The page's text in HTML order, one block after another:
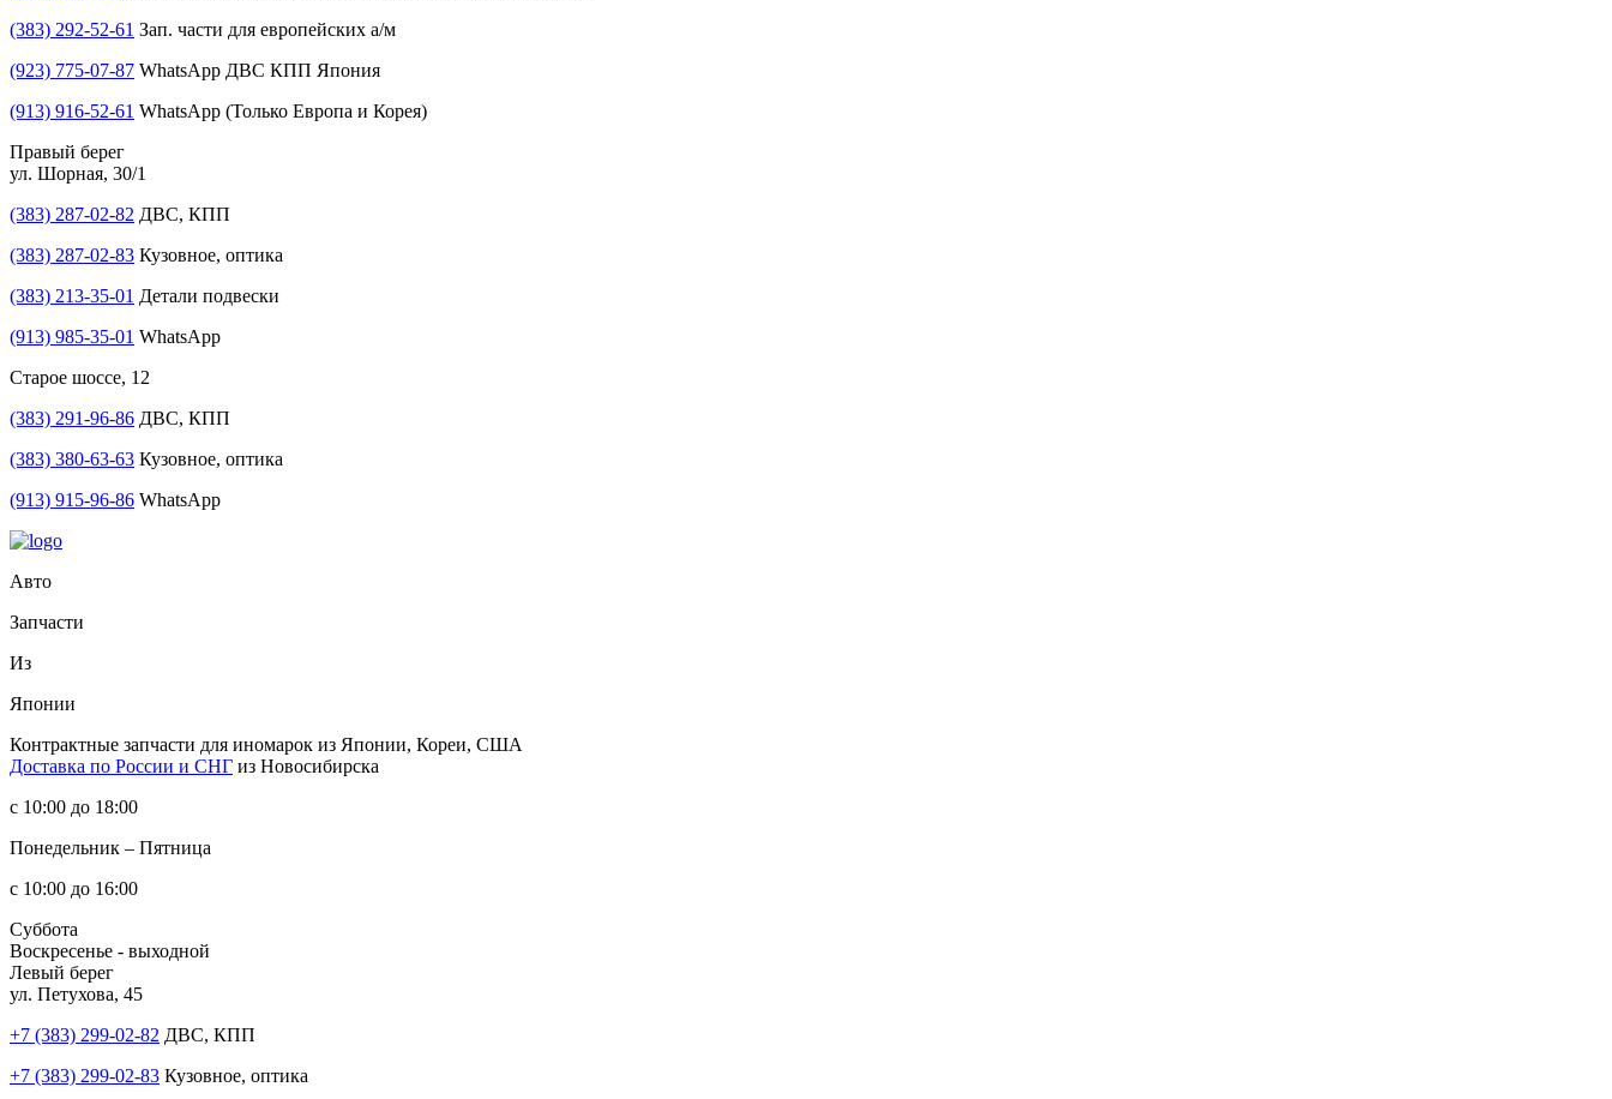
(383) 292-52-61 Зап. части для европейских а/м
(923) 775-07-87 WhatsApp ДВС КПП Япония
(913) 916-52-61 WhatsApp (Только Европа и Корея)
Правый берег
ул. Шорная, 30/1
(383) 287-02-82 ДВС, КПП
(383) 287-02-83 Кузовное, оптика
(383) 213-35-01 Детали подвески
(913) 985-35-01 WhatsApp
Старое шоссе, 12
(383) 291-96-86 ДВС, КПП
(383) 380-63-63 Кузовное, оптика
(913) 915-96-86 WhatsApp
Авто
Запчасти
Из
Японии
Контрактные запчасти для иномарок из Японии, Кореи, США
Доставка по России и СНГ из Новосибирска
с 10:00 до 18:00
Понедельник – Пятница
с 10:00 до 16:00
Суббота
Воскресенье - выходной
Левый берег
ул. Петухова, 45
+7 (383) 299-02-82 ДВС, КПП
+7 (383) 299-02-83 Кузовное, оптика